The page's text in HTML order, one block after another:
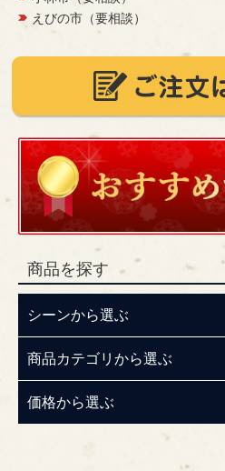
えびの市（要相談）
商品を探す
シーンから選ぶ
商品カテゴリから選ぶ
価格から選ぶ